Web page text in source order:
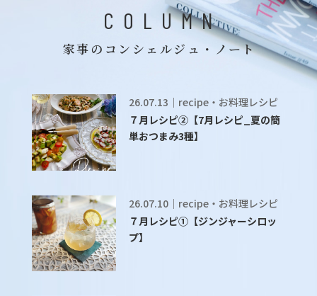
COLUMN
家事のコンシェルジュ・ノート
26.07.13｜recipe・お料理レシピ
７月レシピ②【7月レシピ_夏の簡
単おつまみ3種】
26.07.10｜recipe・お料理レシピ
７月レシピ①【ジンジャーシロッ
プ】